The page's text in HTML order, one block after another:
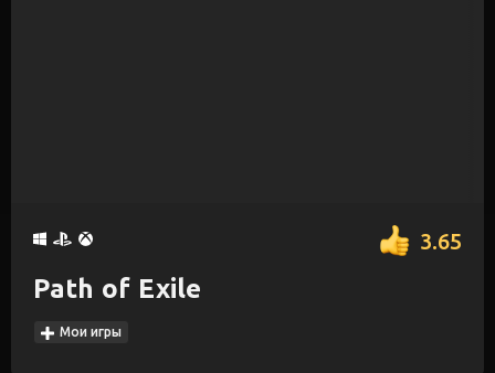
3.65
Path of Exile
Мои игры